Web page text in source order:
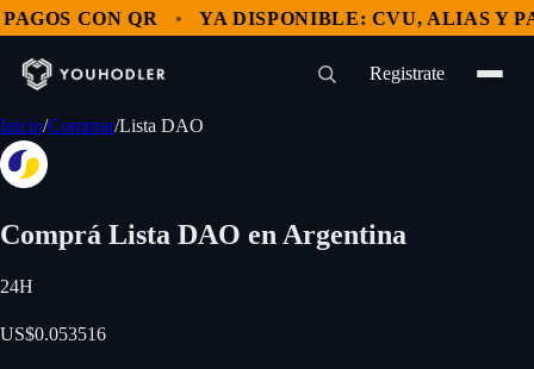
CON QR YA DISPONIBLE: CVU, ALIAS Y PAGOS
Registrate
Inicio/Comprar/Lista DAO
Comprá Lista DAO en Argentina
24H
US$0.053516